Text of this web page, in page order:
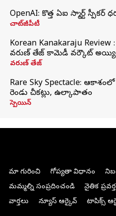
OpenAI: కొత్త ఏఐ స్మార్ట్ స్పీకర్
చాట్‌జీపీటీ
Korean Kanakaraju
వరుణ్ తేజ్ కామెడీ వర్కౌట్
వరుణ్ తేజ్
Rare Sky Spectacle:
రెండు చీకట్లు, ఉల్కాపాతం
స్పెయిన్
మా గురించి గోప్యతా విధానం
మమ్మల్ని సంప్రదించండి
నైతిక
వార్తలు
న్యూస్ ఆర్కైవ్ టాపిక్స్